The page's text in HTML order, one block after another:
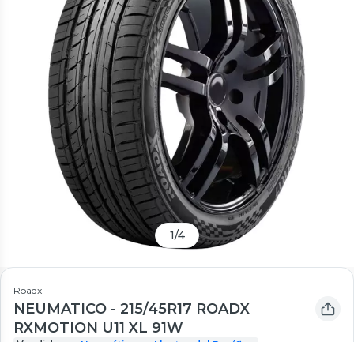
1/4
Roadx
NEUMATICO - 215/45R17 ROADX
RXMOTION U11 XL 91W